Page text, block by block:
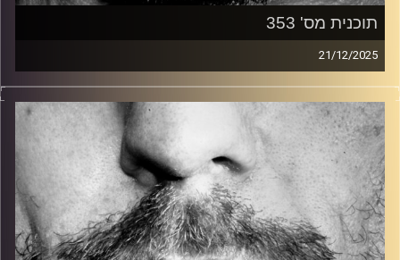
תוכנית מס' 353
21/12/2025
זיפים, מוזיקה מחוספסת של הופעות חיות. הרבה ג'אם, רוק,
בלוז, bluegrass, ג'אז, Fאנק, פרוגרסיב ואפילו אלקטרוניקה.
כל מה שחי, אמיתי ונושם.
עם שמוליק רגב.
קרדיט תמונות: David Goehring